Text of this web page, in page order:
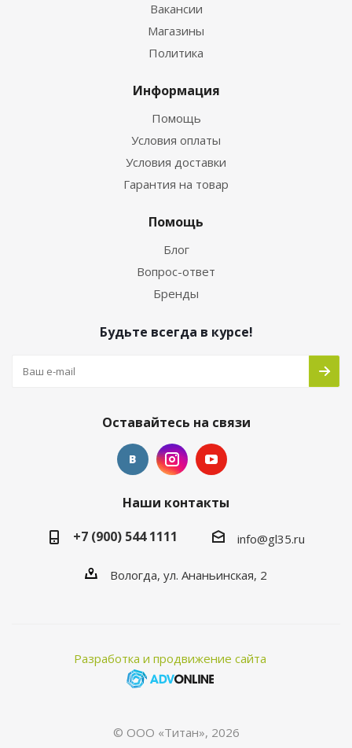
Вакансии
Магазины
Политика
Информация
Помощь
Условия оплаты
Условия доставки
Гарантия на товар
Помощь
Блог
Вопрос-ответ
Бренды
Будьте всегда в курсе!
Оставайтесь на связи
Наши контакты
+7 (900) 544 1111
info@gl35.ru
Вологда, ул. Ананьинская, 2
Разработка и продвижение сайта
© ООО «Титан», 2026